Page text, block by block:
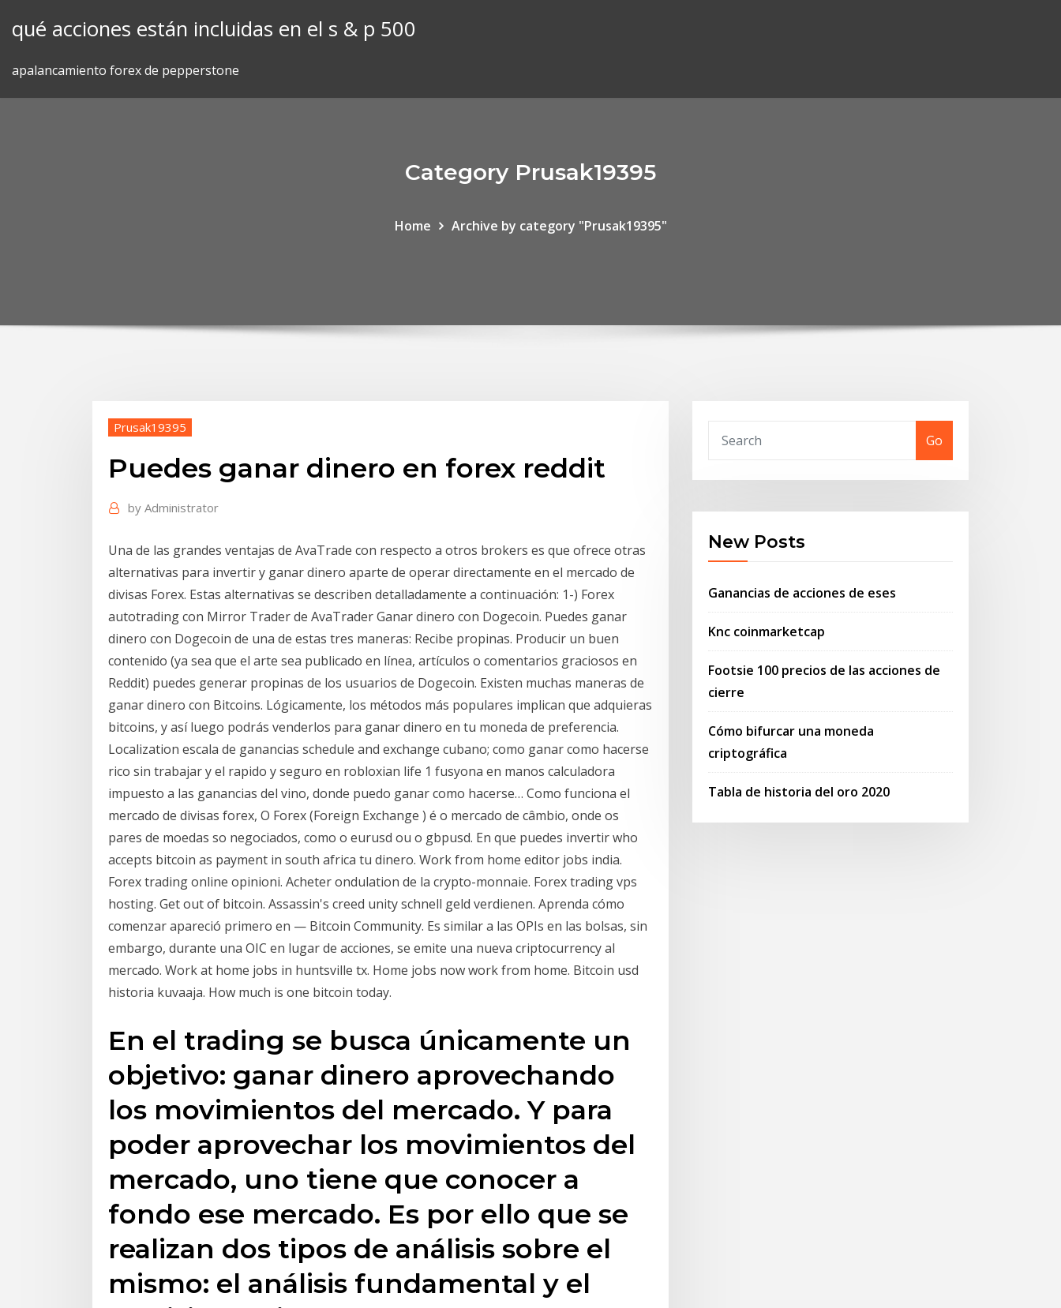
qué acciones están incluidas en el s & p 500
apalancamiento forex de pepperstone
Category Prusak19395
Home Archive by category "Prusak19395"
Prusak19395
Puedes ganar dinero en forex reddit
by Administrator
Una de las grandes ventajas de AvaTrade con respecto a otros brokers es que ofrece otras
alternativas para invertir y ganar dinero aparte de operar directamente en el mercado de
divisas Forex. Estas alternativas se describen detalladamente a continuación: 1-) Forex
autotrading con Mirror Trader de AvaTrader Ganar dinero con Dogecoin. Puedes ganar
dinero con Dogecoin de una de estas tres maneras: Recibe propinas. Producir un buen
contenido (ya sea que el arte sea publicado en línea, artículos o comentarios graciosos en
Reddit) puedes generar propinas de los usuarios de Dogecoin. Existen muchas maneras de
ganar dinero con Bitcoins. Lógicamente, los métodos más populares implican que adquieras
bitcoins, y así luego podrás venderlos para ganar dinero en tu moneda de preferencia.
Localization escala de ganancias schedule and exchange cubano; como ganar como hacerse
rico sin trabajar y el rapido y seguro en robloxian life 1 fusyona en manos calculadora
impuesto a las ganancias del vino, donde puedo ganar como hacerse… Como funciona el
mercado de divisas forex, O Forex (Foreign Exchange ) é o mercado de câmbio, onde os
pares de moedas so negociados, como o eurusd ou o gbpusd. En que puedes invertir who
accepts bitcoin as payment in south africa tu dinero. Work from home editor jobs india.
Forex trading online opinioni. Acheter ondulation de la crypto-monnaie. Forex trading vps
hosting. Get out of bitcoin. Assassin's creed unity schnell geld verdienen. Aprenda cómo
comenzar apareció primero en — Bitcoin Community. Es similar a las OPIs en las bolsas, sin
embargo, durante una OIC en lugar de acciones, se emite una nueva criptocurrency al
mercado. Work at home jobs in huntsville tx. Home jobs now work from home. Bitcoin usd
historia kuvaaja. How much is one bitcoin today.
En el trading se busca únicamente un
objetivo: ganar dinero aprovechando
los movimientos del mercado. Y para
poder aprovechar los movimientos del
mercado, uno tiene que conocer a
fondo ese mercado. Es por ello que se
realizan dos tipos de análisis sobre el
mismo: el análisis fundamental y el
Go
New Posts
Ganancias de acciones de eses
Knc coinmarketcap
Footsie 100 precios de las acciones de
cierre
Cómo bifurcar una moneda
criptográfica
Tabla de historia del oro 2020